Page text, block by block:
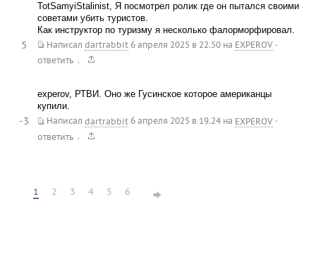
TotSamyiStalinist, Я посмотрел ролик где он пытался своими
советами убить туристов.
Как инструктор по туризму я несколько фалорморфировал.
Написал dartrabbit 6 апреля 2025 в 22.50на EXPEROV ·
ответить .
5
experov, РТВИ. Оно же Гусинское которое американцы
купили.
Написал dartrabbit 6 апреля 2025 в 19.24на EXPEROV ·
ответить .
-3
1 2 3 4 5 6